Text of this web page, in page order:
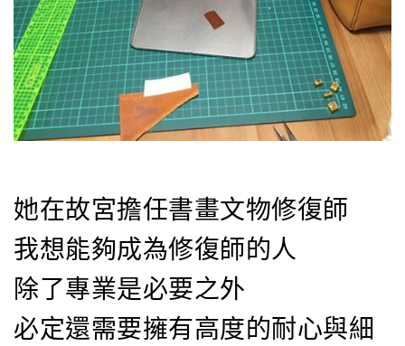
她在故宮擔任書畫文物修復師
我想能夠成為修復師的人
除了專業是必要之外
必定還需要擁有高度的耐心與細